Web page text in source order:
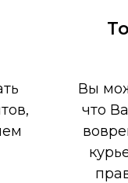
Вы
что